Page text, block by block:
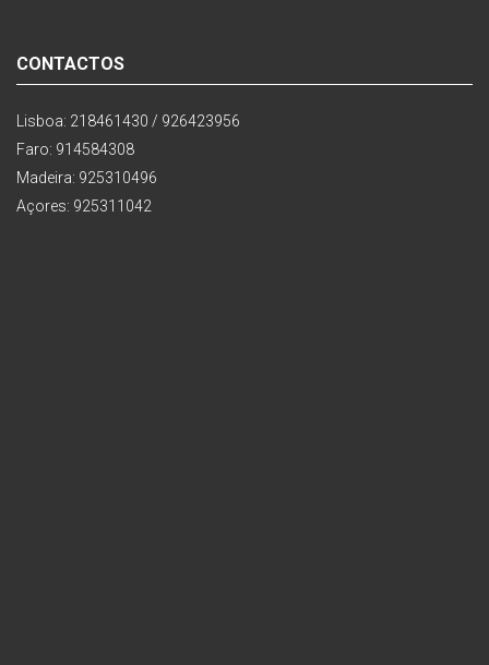
CONTACTOS
Lisboa: 218461430 / 926423956
Faro: 914584308
Madeira: 925310496
Açores: 925311042